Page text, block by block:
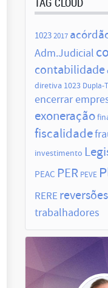
10232017
Adm.Judicial
contabilidade
diretiva 1023 Dupla-
encerrar
exoneração
fiscalidade
investimento
PEAC PER PEVE
RERE reversões
trabalhadores